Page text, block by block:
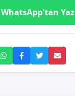
WhatsApp'tan Yaz